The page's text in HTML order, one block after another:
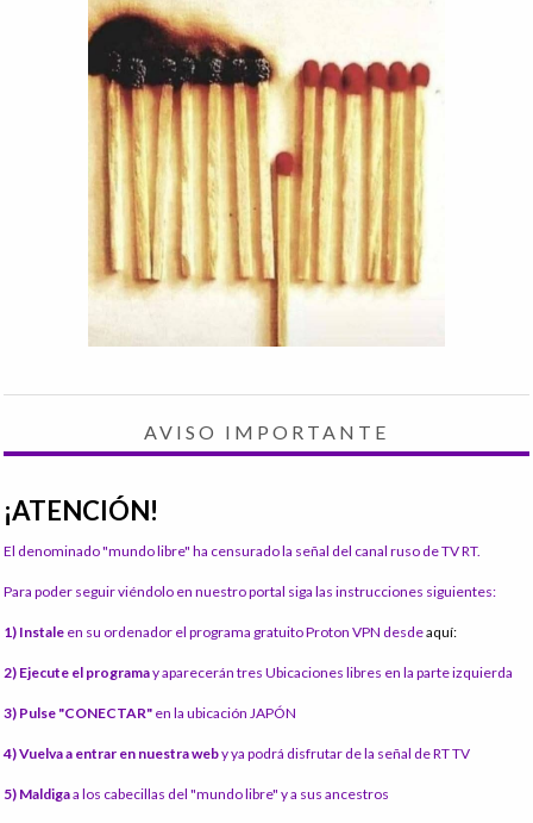
AVISO IMPORTANTE
¡ATENCIÓN!
El denominado "mundo libre" ha censurado la señal del canal ruso de TV RT.
Para poder seguir viéndolo en nuestro portal siga las instrucciones siguientes:
1) Instale en su ordenador el programa gratuito Proton VPN desdeaquí:
2) Ejecute el programay aparecerán tres Ubicaciones libres en la parte izquierda
3) Pulse "CONECTAR" en la ubicación JAPÓN
4) Vuelva a entrar en nuestra weby ya podrá disfrutar de la señal de RT TV
5) Maldigaa los cabecillas del "mundo libre" y a sus ancestros